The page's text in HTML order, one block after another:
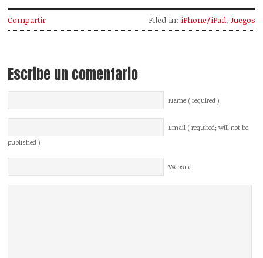
Compartir Filed in: iPhone/iPad, Juegos
Escribe un comentario
Name ( required )
Email ( required; will not be
published )
Website